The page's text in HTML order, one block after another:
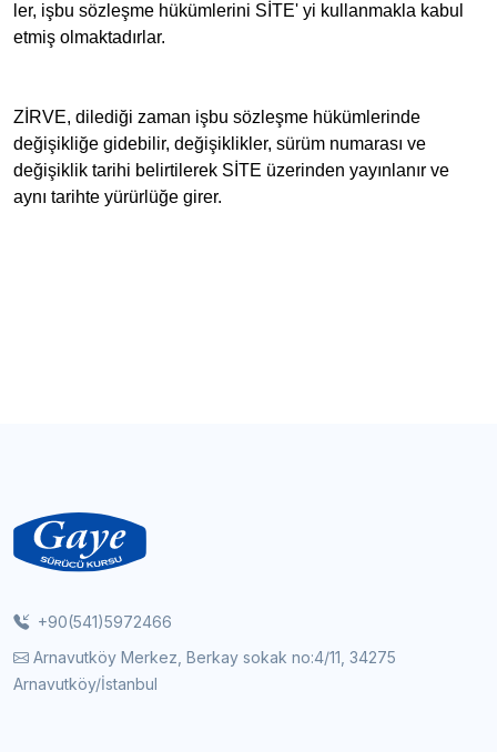
ler, işbu sözleşme hükümlerini SİTE' yi kullanmakla kabul
etmiş olmaktadırlar.
ZİRVE, dilediği zaman işbu sözleşme hükümlerinde
değişikliğe gidebilir, değişiklikler, sürüm numarası ve
değişiklik tarihi belirtilerek SİTE üzerinden yayınlanır ve
aynı tarihte yürürlüğe girer.
+90(541)5972466
Arnavutköy Merkez, Berkay sokak no:4/11, 34275
Arnavutköy/İstanbul